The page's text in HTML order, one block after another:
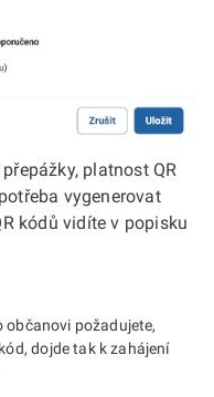
platnost QR
vygenerovat
kódů vidíte v popisku
občanovi požadujete,
dojde tak k zahájení